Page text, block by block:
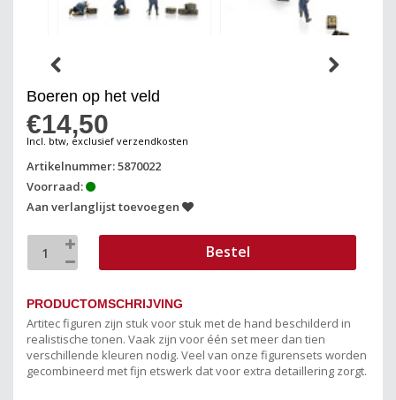
Boeren op het veld
€14,50
Incl. btw, exclusief verzendkosten
Artikelnummer: 5870022
Voorraad:
Aan verlanglijst toevoegen
Bestel
PRODUCTOMSCHRIJVING
Artitec figuren zijn stuk voor stuk met de hand beschilderd in
realistische tonen. Vaak zijn voor één set meer dan tien
verschillende kleuren nodig. Veel van onze figurensets worden
gecombineerd met fijn etswerk dat voor extra detaillering zorgt.